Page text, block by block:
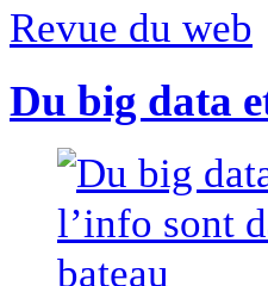
Revue du web
Du big data